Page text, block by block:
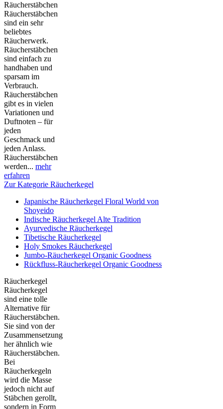
Räucherstäbchen
Räucherstäbchen
sind ein sehr
beliebtes
Räucherwerk.
Räucherstäbchen
sind einfach zu
handhaben und
sparsam im
Verbrauch.
Räucherstäbchen
gibt es in vielen
Variationen und
Duftnoten – für
jeden
Geschmack und
jeden Anlass.
Räucherstäbchen
werden... mehr
erfahren
Zur Kategorie Räucherkegel
Japanische Räucherkegel Floral World von
Shoyeido
Indische Räucherkegel Alte Tradition
Ayurvedische Räucherkegel
Tibetische Räucherkegel
Holy Smokes Räucherkegel
Jumbo-Räucherkegel Organic Goodness
Rückfluss-Räucherkegel Organic Goodness
Räucherkegel
Räucherkegel
sind eine tolle
Alternative für
Räucherstäbchen.
Sie sind von der
Zusammensetzung
her ähnlich wie
Räucherstäbchen.
Bei
Räucherkegeln
wird die Masse
jedoch nicht auf
Stäbchen gerollt,
sondern in Form